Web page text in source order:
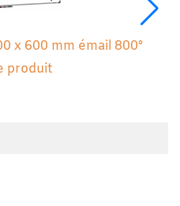
x 600 mm émail 800°
produit